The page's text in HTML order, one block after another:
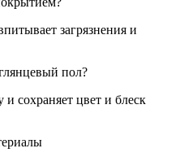
загрязнения и
пол?
и сохраняет цвет и блеск